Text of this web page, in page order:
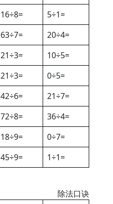
16÷8=
5÷1=
63÷7=
20÷4=
21÷3=
10÷5=
21÷3=
0÷5=
42÷6=
21÷7=
72÷8=
36÷4=
18÷9=
0÷7=
45÷9= 1÷1=
除法口诀